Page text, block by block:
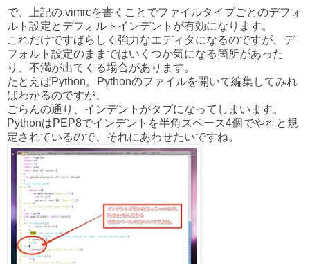
で、上記の.vimrcを書くことでファイルタイプごとのデフォ
ルト設定とデフォルトインデントが有効になります。
これだけですばらしく強力なエディタになるのですが、デ
フォルト設定のままではいくつか気になる箇所があった
り、不満が出てくる場合があります。
たとえばPython。Pythonのファイルを開いて編集してみれ
ばわかるのですが、
ごらんの通り、インデントがタブになってしまいます。
PythonはPEP8でインデントを半角スペース4個でやれと規
定されているので、それにあわせたいですね。